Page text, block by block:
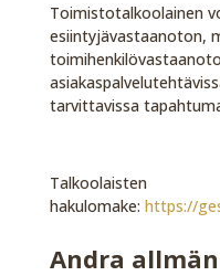
Toimistotalkoolainen
esiintyjävastaanoton,
tarvittavissa
Talkoolaisten
hakulomake: https://
Andra